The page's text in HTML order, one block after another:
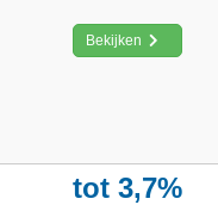
Bekijken
tot 3,7%